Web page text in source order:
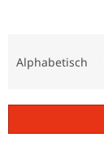
k
Alphabetisch